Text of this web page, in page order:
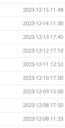
2023-12-15 11:48
2023-12-14 11:30
2023-12-13 17:40
2023-12-12 17:10
2023-12-11 12:52
2023-12-10 17:00
2023-12-09 15:00
2023-12-08 17:50
2023-12-08 11:33